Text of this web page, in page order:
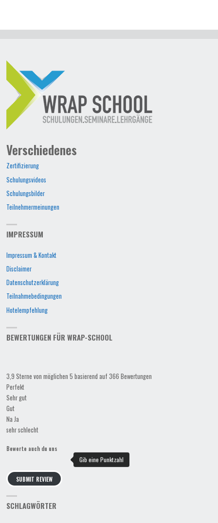
Verschiedenes
Zertifizierung
Schulungsvideos
Schulungsbilder
Teilnehmermeinungen
IMPRESSUM
Impressum & Kontakt
Disclaimer
Datenschutzerklärung
Teilnahmebedingungen
Hotelempfehlung
BEWERTUNGEN FÜR WRAP-SCHOOL
3,9 Sterne von möglichen 5 basierend auf 366 Bewertungen
Perfekt
Sehr gut
Gut
Na Ja
sehr schlecht
Bewerte auch du uns
SUBMIT REVIEW
SCHLAGWÖRTER